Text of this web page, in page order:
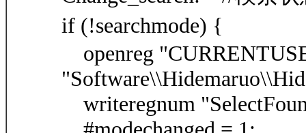
if (!searchmode) { //
openreg
writeregnum